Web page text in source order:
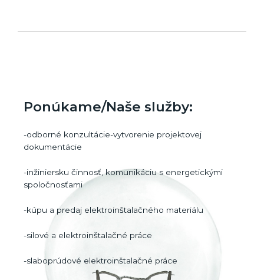
Ponúkame/Naše služby:
-odborné konzultácie-vytvorenie projektovej
dokumentácie
-inžiniersku činnosť, komunikáciu s energetickými
spoločnosťami
-kúpu a predaj elektroinštalačného materiálu
-silové a elektroinštalačné práce
-slaboprúdové elektroinštalačné práce